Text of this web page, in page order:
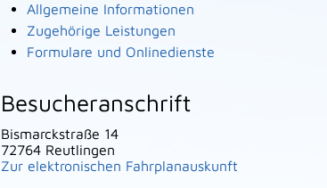
Allgemeine Informationen
Zugehörige Leistungen
Formulare und Onlinedienste
Besucheranschrift
Bismarckstraße 14
72764 Reutlingen
Zur elektronischen Fahrplanauskunft